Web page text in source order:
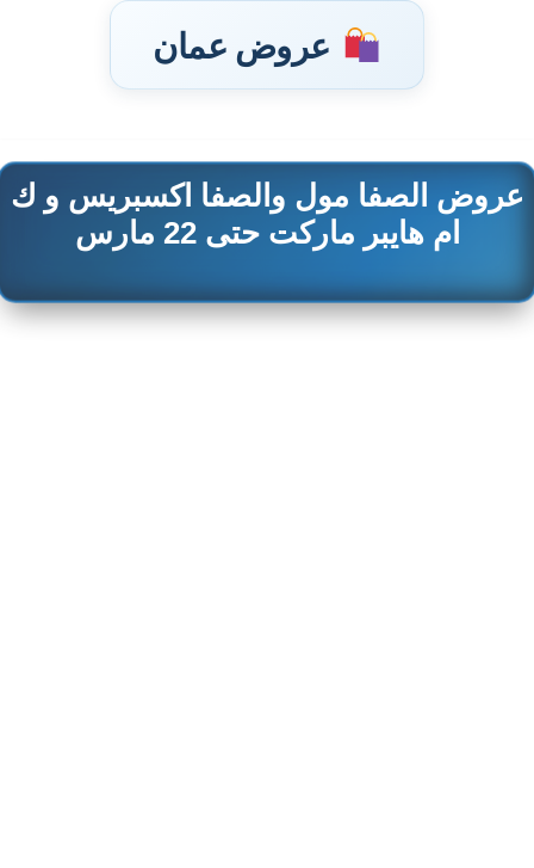
عروض عمان
تخطى
إلى
المحتوى
عروض الصفا مول والصفا اكسبريس و ك
ام هايبر ماركت حتى 22 مارس